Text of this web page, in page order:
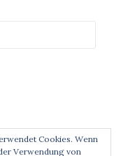
Cookies. Wenn
Verwendung von